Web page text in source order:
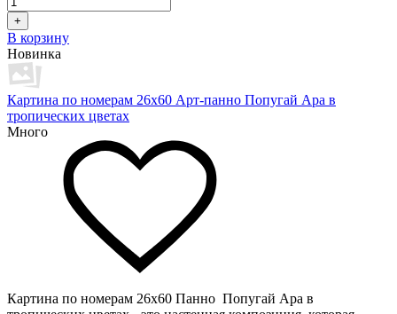
+
В корзину
Новинка
Картина по номерам 26х60 Арт-панно Попугай Ара в
тропических цветах
Много
Картина по номерам 26х60 Панно Попугай Ара в